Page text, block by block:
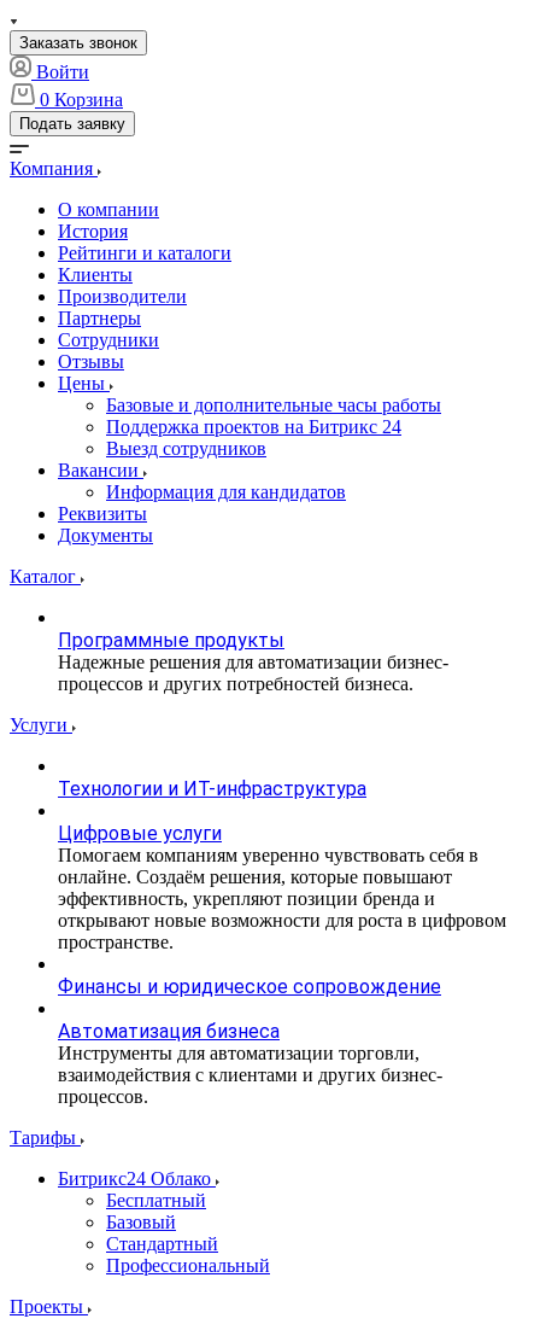
Заказать звонок
Войти
0 Корзина
Подать заявку
Компания
О компании
История
Рейтинги и каталоги
Клиенты
Производители
Партнеры
Сотрудники
Отзывы
Цены
Базовые и дополнительные часы работы
Поддержка проектов на Битрикс 24
Выезд сотрудников
Вакансии
Информация для кандидатов
Реквизиты
Документы
Каталог
Программные продукты
Надежные решения для автоматизации бизнес-
процессов и других потребностей бизнеса.
Услуги
Технологии и ИТ-инфраструктура
Цифровые услуги
Помогаем компаниям уверенно чувствовать себя в
онлайне. Создаём решения, которые повышают
эффективность, укрепляют позиции бренда и
открывают новые возможности для роста в цифровом
пространстве.
Финансы и юридическое сопровождение
Автоматизация бизнеса
Инструменты для автоматизации торговли,
взаимодействия с клиентами и других бизнес-
процессов.
Тарифы
Битрикс24 Облако
Бесплатный
Базовый
Стандартный
Профессиональный
Проекты